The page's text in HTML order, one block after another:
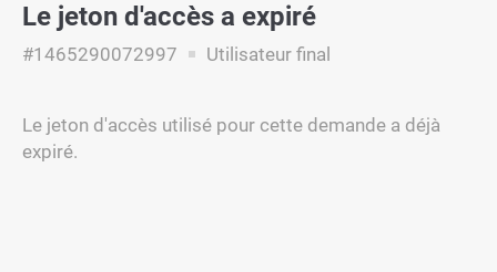
Le jeton d'accès a expiré
#1465290072997 Utilisateur final
Le jeton d'accès utilisé pour cette demande a déjà
expiré.